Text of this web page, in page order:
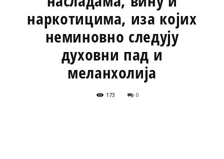
наркотицима, иза којих
неминовно следују
духовни пад и
меланхолија
173 0